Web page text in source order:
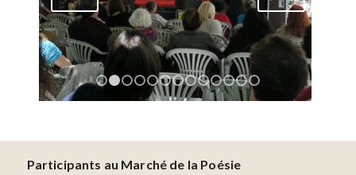
1 2 3 4 5 6 7 1011
Participants au Marché de la Poésie